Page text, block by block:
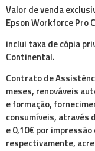
Valor de venda
Epson Workforce Pro
inclui taxa de cópia
Continental.
Contrato de
meses, renováveis
e formação,
consumíveis, através
e 0,10€ por
respectivamente,